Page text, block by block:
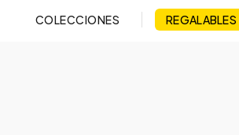
COLECCIONES REGALABLES